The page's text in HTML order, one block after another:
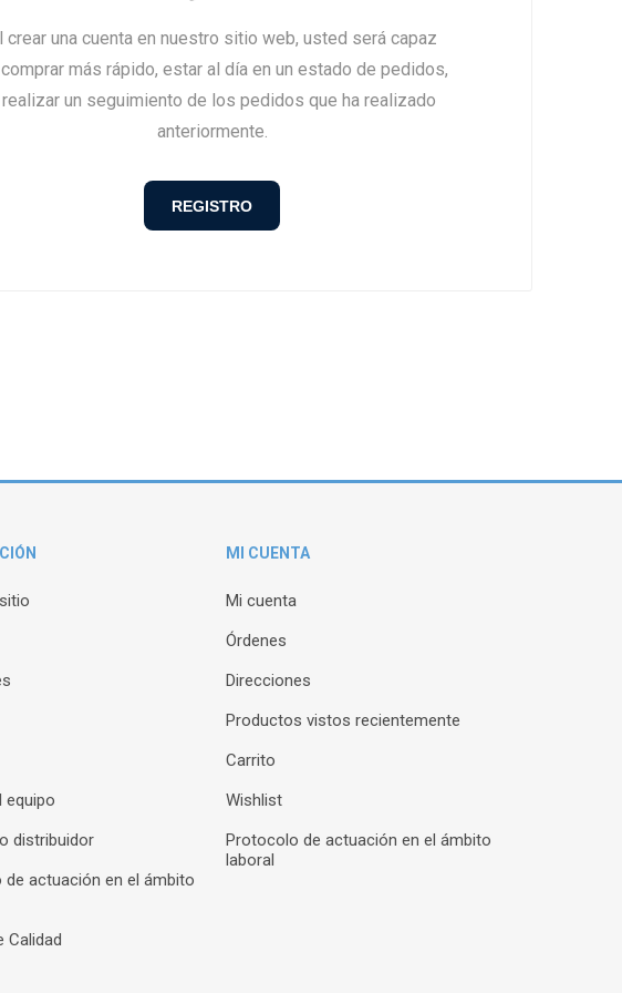
crear una cuenta en nuestro sitio web, usted será capaz
más rápido, estar al día en un estado de pedidos,
un seguimiento de los pedidos que ha realizado
anteriormente.
equipo
distribuidor
actuación en el ámbito
Calidad
MI CUENTA
Mi cuenta
Órdenes
Direcciones
Productos vistos recientemente
Carrito
Wishlist
Protocolo de actuación en el ámbito
laboral